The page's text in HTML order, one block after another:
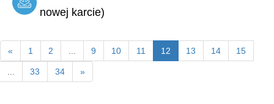
nowej karcie)
« 1 2 ... 9 10 11 12 13 14 15
... 33 34 »